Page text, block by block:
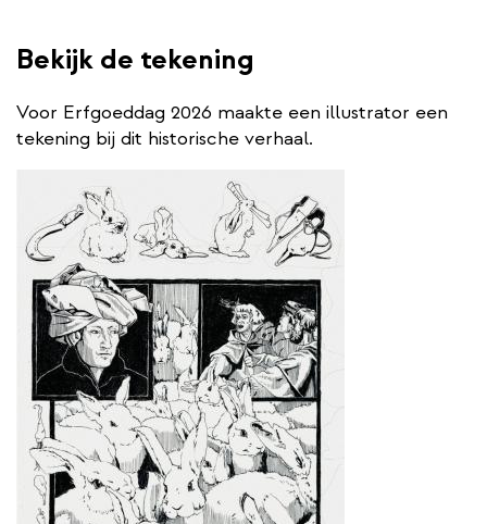
Bekijk de tekening
Voor Erfgoeddag 2026 maakte een illustrator een
tekening bij dit historische verhaal.